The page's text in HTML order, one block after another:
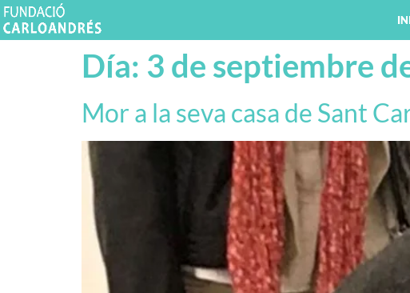
Día: 3 de septiembre
Mor a la seva casa de Sant